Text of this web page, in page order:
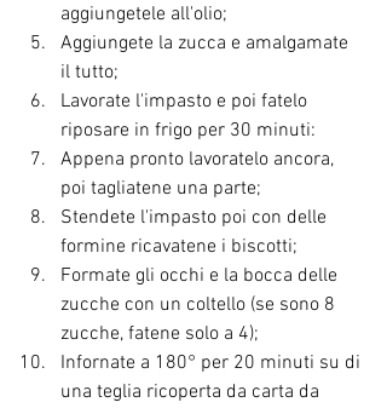
aggiungetele all'olio;
Aggiungete la zucca e amalgamate
il tutto;
Lavorate l'impasto e poi fatelo
riposare in frigo per 30 minuti:
Appena pronto lavoratelo ancora,
poi tagliatene una parte;
Stendete l'impasto poi con delle
formine ricavatene i biscotti;
Formate gli occhi e la bocca delle
zucche con un coltello (se sono 8
zucche, fatene solo a 4);
Infornate a 180° per 20 minuti su di
una teglia ricoperta da carta da